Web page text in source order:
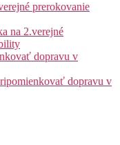
prerokovanie
na 2.verejné
dopravu v
dopravu v